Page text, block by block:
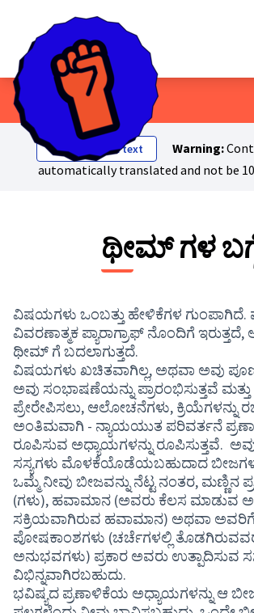
Show original text Warning:
automatically translated and not be
ಥೀಮ್ ಗಳ
ವಿಷಯಗಳು ಒಂಬತ್ತು ಹೇಳಿಕೆಗಳ ಗುಂಪಾಗಿದೆ.
ವಿವರಣಾತ್ಮಕ ಪ್ಯಾರಾಗ್ರಾಫ್ ನೊಂದಿಗೆ
ಥೀಮ್ ಗೆ ಬದಲಾಗುತ್ತದೆ.
ವಿಷಯಗಳು ಖಚಿತವಾಗಿಲ್ಲ, ಅಥವಾ ಅವು
ಅವು ಸಂಭಾಷಣೆಯನ್ನು ಪ್ರಾರಂಭಿಸುತ್ತವೆ
ಪ್ರೇರೇಪಿಸಲು, ಆಲೋಚನೆಗಳು, ಕ್ರಿಯೆಗಳನ್ನು
ಅಂತಿಮವಾಗಿ - ನ್ಯಾಯಯುತ ಪರಿವರ್ತನೆ
ರೂಪಿಸುವ ಅಧ್ಯಾಯಗಳನ್ನು ರೂಪಿಸುತ್ತವೆ.
ಸಸ್ಯಗಳು ಮೊಳಕೆಯೊಡೆಯಬಹುದಾದ
ಒಮ್ಮೆ ನೀವು ಬೀಜವನ್ನು ನೆಟ್ಟ ನಂತರ, ಮಣ್ಣಿನ
(ಗಳು), ಹವಾಮಾನ (ಅವರು ಕೆಲಸ ಮಾಡುವ
ಸಕ್ರಿಯವಾಗಿರುವ ಹವಾಮಾನ) ಅಥವಾ
ಪೋಷಕಾಂಶಗಳು (ಚರ್ಚೆಗಳಲ್ಲಿ
ಅನುಭವಗಳು) ಪ್ರಕಾರ ಅವರು ಉತ್ಪಾದಿಸುವ
ವಿಭಿನ್ನವಾಗಿರಬಹುದು.
ಭವಿಷ್ಯದ ಪ್ರಣಾಳಿಕೆಯ ಅಧ್ಯಾಯಗಳನ್ನು ಆ